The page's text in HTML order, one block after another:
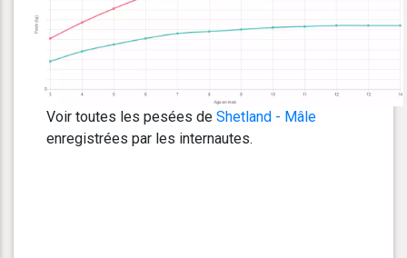
Voir toutes les pesées de Shetland - Mâle
enregistrées par les internautes.